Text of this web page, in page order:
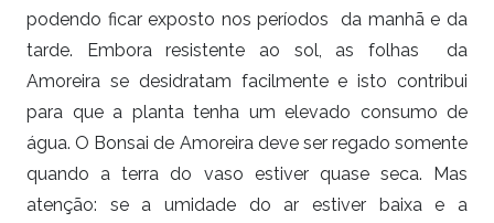
podendo ficar exposto nos períodos da manhã e da
tarde. Embora resistente ao sol, as folhas da
Amoreira se desidratam facilmente e isto contribui
para que a planta tenha um elevado consumo de
água. O Bonsai de Amoreira deve ser regado somente
quando a terra do vaso estiver quase seca. Mas
atenção: se a umidade do ar estiver baixa e a